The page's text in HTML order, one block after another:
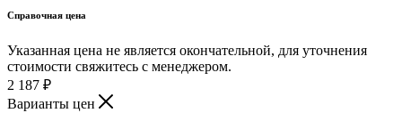
Справочная цена
Указанная цена не является окончательной, для уточнения
стоимости свяжитесь с менеджером.
2 187 ₽
Варианты цен